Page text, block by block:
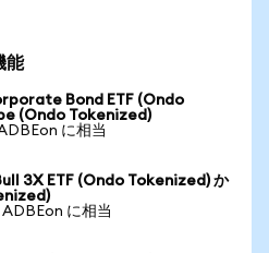
能
Bond ETF (Ondo
(Ondo Tokenized)
に相当
3X ETF (Ondo Tokenized) か
に相当